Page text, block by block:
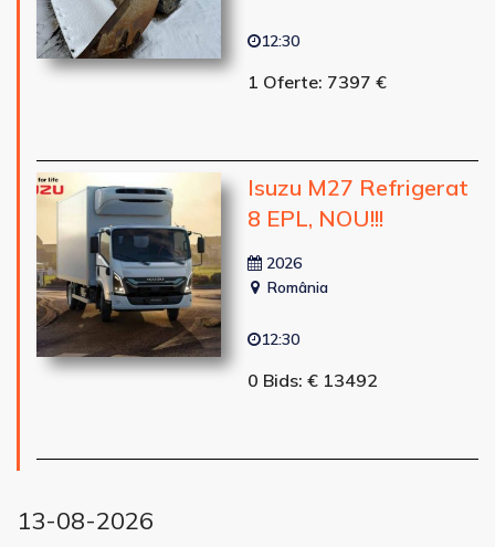
12:30
1 Oferte: 7397 €
Isuzu M27 Refrigerat
8 EPL, NOU!!!
2026
România
12:30
0 Bids: € 13492
13-08-2026